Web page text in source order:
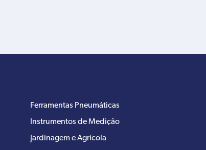
Ferramentas Pneumáticas
Instrumentos de Medição
Jardinagem e Agrícola